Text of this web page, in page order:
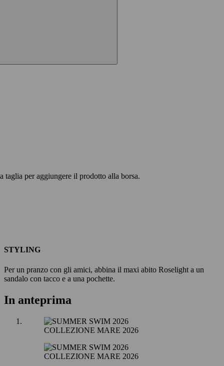
taglia per aggiungere il prodotto alla borsa.
STYLING
Per un pranzo con gli amici, abbina il maxi abito Roselight a un
sandalo con tacco e a una pochette.
In anteprima
COLLEZIONE MARE 2026
COLLEZIONE MARE 2026